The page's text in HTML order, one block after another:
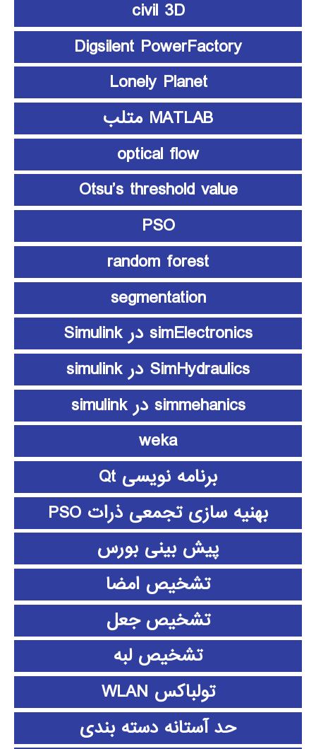
civil 3D
Digsilent PowerFactory
Lonely Planet
MATLAB متلب
optical flow
Otsu’s threshold value
PSO
random forest
segmentation
simElectronics در Simulink
SimHydraulics در simulink
simmehanics در simulink
weka
برنامه نویسی Qt
بهنیه سازی تجمعی ذرات PSO
پیش بینی بورس
تشخیص امضا
تشخیص جعل
تشخیص لبه
تولباکس WLAN
حد آستانه دسته بندی